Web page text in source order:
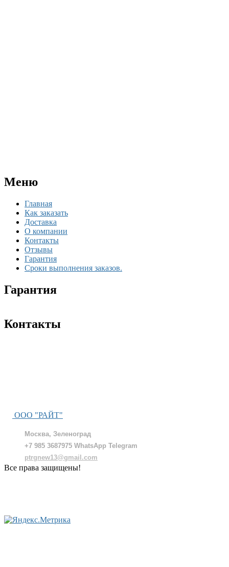
Меню
Главная
Как заказать
Доставка
О компании
Контакты
Отзывы
Гарантия
Сроки выполнения заказов.
Гарантия
Контакты
ООО "РАЙТ"
Москва, Зеленоград
+7 985 3687975 WhatsApp Telegram
ptrgnew13@gmail.com
Все права защищены!